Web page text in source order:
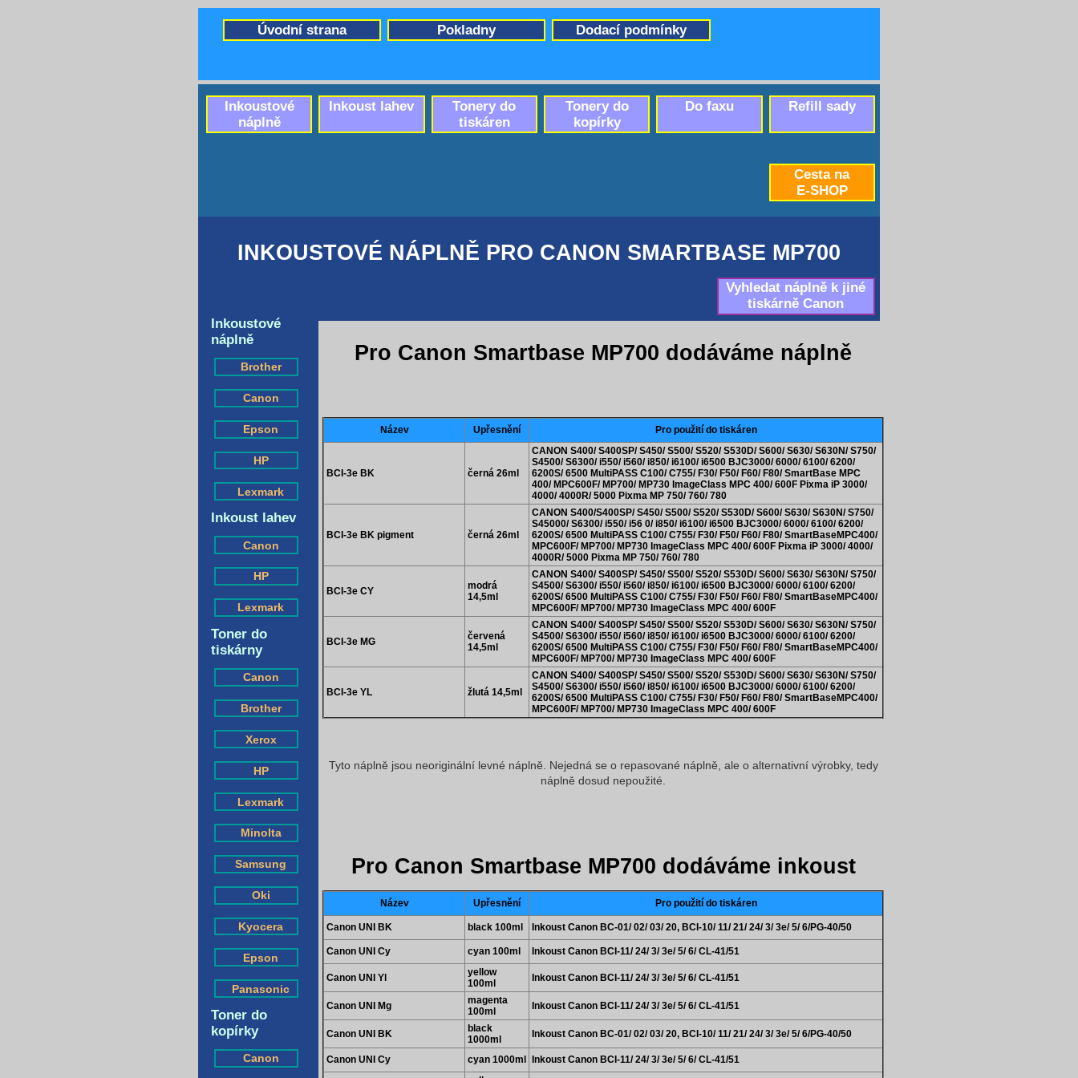
INKOUSTOVÉ NÁPLNĚ PRO CANON SMARTBASE MP700
Vyhledat náplně k jiné
tiskárně Canon
Pro Canon Smartbase MP700 dodáváme náplně
Cesta na
E-SHOP
Inkoustové
náplně
Brother
Canon
Epson
HP
Lexmark
Inkoust lahev
Canon
HP
Lexmark
Toner do
tiskárny
Canon
Brother
Xerox
HP
Lexmark
Minolta
Samsung
Oki
Kyocera
Epson
Panasonic
Toner do
kopírky
Canon
Název Upřesnění Pro použití do tiskáren
BCI-3e BK černá 26ml
CANON S400/ S400SP/ S450/ S500/ S520/ S530D/ S600/ S630/ S630N/ S750/
S4500/ S6300/ i550/ i560/ i850/ i6100/ i6500 BJC3000/ 6000/ 6100/ 6200/
6200S/ 6500 MultiPASS C100/ C755/ F30/ F50/ F60/ F80/ SmartBase MPC
400/ MPC600F/ MP700/ MP730 ImageClass MPC 400/ 600F Pixma iP 3000/
4000/ 4000R/ 5000 Pixma MP 750/ 760/ 780
BCI-3e BK pigment černá 26ml
CANON S400/S400SP/ S450/ S500/ S520/ S530D/ S600/ S630/ S630N/ S750/
S45000/ S6300/ i550/ i56 0/ i850/ i6100/ i6500 BJC3000/ 6000/ 6100/ 6200/
6200S/ 6500 MultiPASS C100/ C755/ F30/ F50/ F60/ F80/ SmartBaseMPC400/
MPC600F/ MP700/ MP730 ImageClass MPC 400/ 600F Pixma iP 3000/ 4000/
4000R/ 5000 Pixma MP 750/ 760/ 780
BCI-3e CY
modrá
14,5ml
CANON S400/ S400SP/ S450/ S500/ S520/ S530D/ S600/ S630/ S630N/ S750/
S4500/ S6300/ i550/ i560/ i850/ i6100/ i6500 BJC3000/ 6000/ 6100/ 6200/
6200S/ 6500 MultiPASS C100/ C755/ F30/ F50/ F60/ F80/ SmartBaseMPC400/
MPC600F/ MP700/ MP730 ImageClass MPC 400/ 600F
BCI-3e MG
červená
14,5ml
CANON S400/ S400SP/ S450/ S500/ S520/ S530D/ S600/ S630/ S630N/ S750/
S4500/ S6300/ i550/ i560/ i850/ i6100/ i6500 BJC3000/ 6000/ 6100/ 6200/
6200S/ 6500 MultiPASS C100/ C755/ F30/ F50/ F60/ F80/ SmartBaseMPC400/
MPC600F/ MP700/ MP730 ImageClass MPC 400/ 600F
BCI-3e YL žlutá 14,5ml
CANON S400/ S400SP/ S450/ S500/ S520/ S530D/ S600/ S630/ S630N/ S750/
S4500/ S6300/ i550/ i560/ i850/ i6100/ i6500 BJC3000/ 6000/ 6100/ 6200/
6200S/ 6500 MultiPASS C100/ C755/ F30/ F50/ F60/ F80/ SmartBaseMPC400/
MPC600F/ MP700/ MP730 ImageClass MPC 400/ 600F
Tyto náplně jsou neoriginální levné náplně. Nejedná se o repasované náplně, ale o alternativní výrobky, tedy
náplně dosud nepoužité.
Pro Canon Smartbase MP700 dodáváme inkoust
Název Upřesnění Pro použití do tiskáren
Canon UNI BK black 100ml Inkoust Canon BC-01/ 02/ 03/ 20, BCI-10/ 11/ 21/ 24/ 3/ 3e/ 5/ 6/PG-40/50
Canon UNI Cy cyan 100ml Inkoust Canon BCI-11/ 24/ 3/ 3e/ 5/ 6/ CL-41/51
Canon UNI Yl
yellow
100ml
Inkoust Canon BCI-11/ 24/ 3/ 3e/ 5/ 6/ CL-41/51
Canon UNI Mg
magenta
100ml
Inkoust Canon BCI-11/ 24/ 3/ 3e/ 5/ 6/ CL-41/51
Canon UNI BK
black
1000ml
Inkoust Canon BC-01/ 02/ 03/ 20, BCI-10/ 11/ 21/ 24/ 3/ 3e/ 5/ 6/PG-40/50
Canon UNI Cy cyan 1000ml Inkoust Canon BCI-11/ 24/ 3/ 3e/ 5/ 6/ CL-41/51
Dodací podmínky
Pokladny
Úvodní strana
Refill sady
Do faxu
Tonery do
kopírky
Tonery do
tiskáren
Inkoust lahev
Inkoustové
náplně